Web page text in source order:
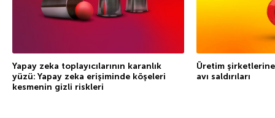
Yapay zeka toplayıcılarının karanlık
yüzü: Yapay zeka erişiminde köşeleri
kesmenin gizli riskleri
Üretim
avı saldırıları